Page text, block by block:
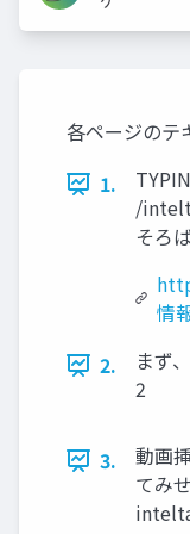
各ページのテ
1.
/
そろ
情
2.
まず
2
3.
動画
てみ